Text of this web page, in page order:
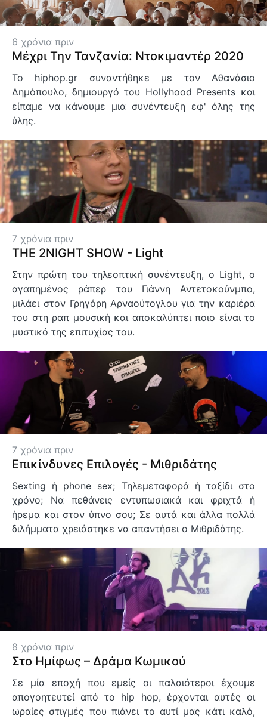
6 χρόνια πριν
Μέχρι Την Τανζανία: Ντοκιμαντέρ 2020
Το hiphop.gr συναντήθηκε με τον Αθανάσιο
Δημόπουλο, δημιουργό του Hollyhood Presents και
είπαμε να κάνουμε μια συνέντευξη εφ' όλης της
ύλης.
7 χρόνια πριν
THE 2NIGHT SHOW - Light
Στην πρώτη του τηλεοπτική συνέντευξη, ο Light, ο
αγαπημένος ράπερ του Γιάννη Αντετοκούνμπο,
μιλάει στον Γρηγόρη Αρναούτογλου για την καριέρα
του στη ραπ μουσική και αποκαλύπτει ποιο είναι το
μυστικό της επιτυχίας του.
7 χρόνια πριν
Επικίνδυνες Επιλογές - Μιθριδάτης
Sexting ή phone sex; Τηλεμεταφορά ή ταξίδι στο
χρόνο; Να πεθάνεις εντυπωσιακά και φριχτά ή
ήρεμα και στον ύπνο σου; Σε αυτά και άλλα πολλά
διλήμματα χρειάστηκε να απαντήσει ο Μιθριδάτης.
8 χρόνια πριν
Στο Ημίφως – Δράμα Κωμικού
Σε μία εποχή που εμείς οι παλαιότεροι έχουμε
απογοητευτεί από το hip hop, έρχονται αυτές οι
ωραίες στιγμές που πιάνει το αυτί μας κάτι καλό,